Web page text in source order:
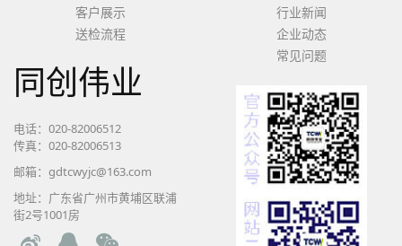
客户展示
送检流程
行业新闻
企业动态
常见问题
同创伟业
电话：020-82006512
传真：020-82006513
邮箱：gdtcwyjc@163.com
地址：广东省广州市黄埔区联浦
街2号1001房